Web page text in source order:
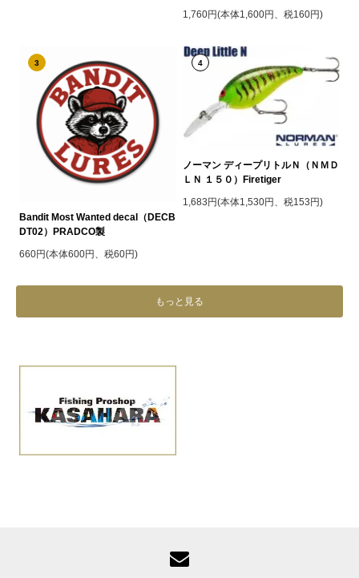
1,760円(本体1,600円、税160円)
3
Bandit Most Wanted decal（DECB
DT02）PRADCO製
660円(本体600円、税60円)
4
ノーマン ディープリトルＮ（ＮＭＤ
ＬＮ １５０）Firetiger
1,683円(本体1,530円、税153円)
もっと見る